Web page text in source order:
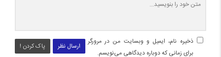
ارسال نظر پاک کردن !
ذخیره نام، ایمیل و وبسایت من در مرورگر
برای زمانی که دوباره دیدگاهی می‌نویسم.